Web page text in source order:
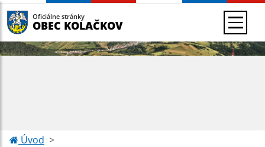
Oficiálne stránky
OBEC KOLAČKOV
Úvod